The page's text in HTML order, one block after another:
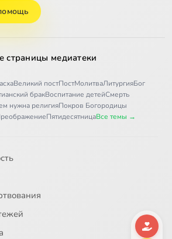
страницы медиатеки
Великий постПостМолитваЛитургияБог
бракВоспитание детейСмерть
нужна религияПокров Богородицы
ПятидесятницаВсе темы →